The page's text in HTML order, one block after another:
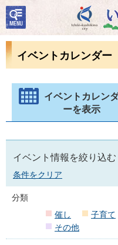
い
検
索・
共通
ューイベントカレンダー
イベントカレン
ーを表示
イベント情報を絞り込む
条件をクリア
分類
催し
子育て
その他